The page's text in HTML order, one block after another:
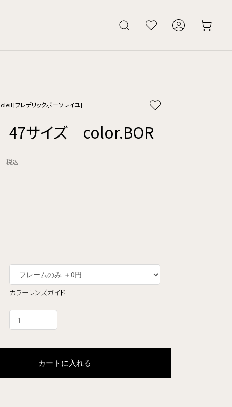
[フレデリックボーソレイユ]
サイズ color.BOR
税込
カラーレンズガイド
カートに入れる